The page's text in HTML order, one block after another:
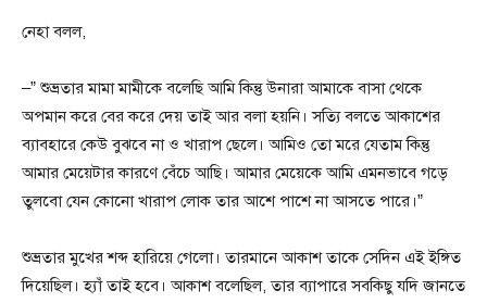
নেহা বলল,
–” শুভ্রতার মামা মামীকে বলেছি আমি কিন্তু উনারা আমাকে বাসা থেকে
অপমান করে বের করে দেয় তাই আর বলা হয়নি। সত্যি বলতে আকাশের
ব্যাবহারে কেউ বুঝবে না ও খারাপ ছেলে। আমিও তো মরে যেতাম কিন্তু
আমার মেয়েটার কারণে বেঁচে আছি। আমার মেয়েকে আমি এমনভাবে গড়ে
তুলবো যেন কোনো খারাপ লোক তার আশে পাশে না আসতে পারে।”
শুভ্রতার মুখের শব্দ হারিয়ে গেলো। তারমানে আকাশ তাকে সেদিন এই ইঙ্গিত
দিয়েছিল। হ্যাঁ তাই হবে। আকাশ বলেছিল, তার ব্যাপারে সবকিছু যদি জানতে